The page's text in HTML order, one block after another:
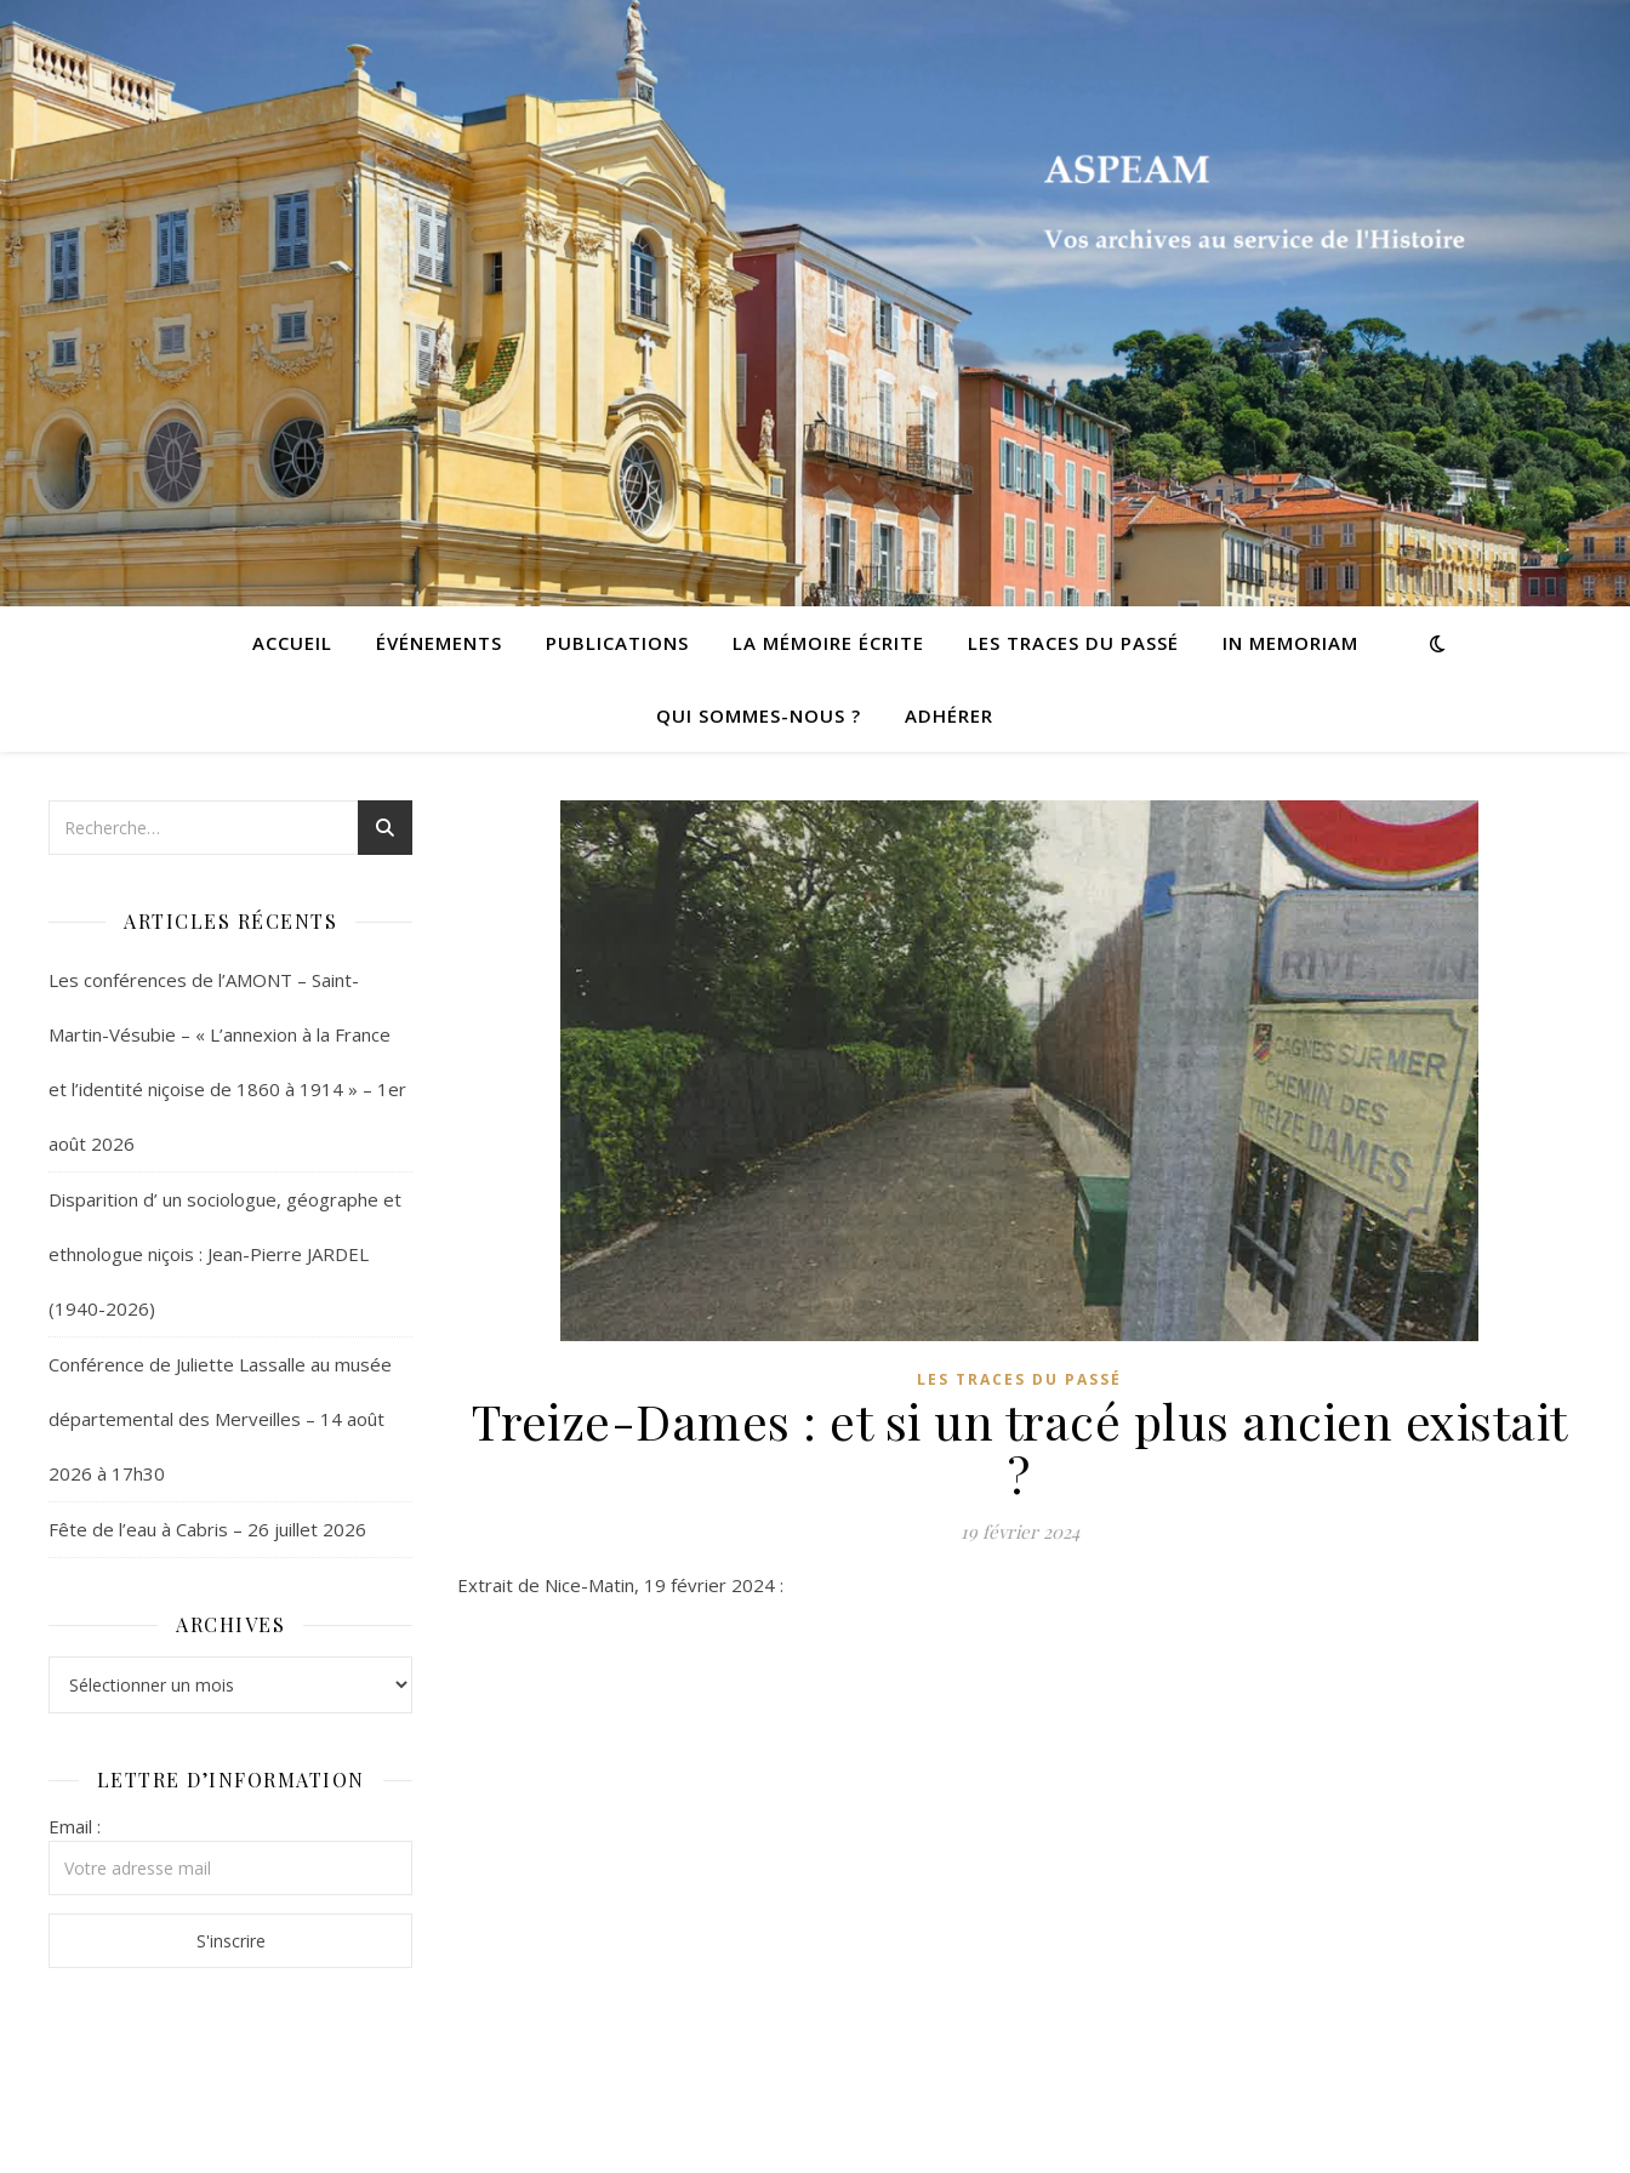
ACCUEIL ÉVÉNEMENTS PUBLICATIONS LA MÉMOIRE ÉCRITE LES TRACES DU PASSÉ IN MEMORIAM
QUI SOMMES-NOUS ? ADHÉRER
ARTICLES RÉCENTS
Les conférences de l’AMONT – Saint-
Martin-Vésubie – « L’annexion à la France
et l’identité niçoise de 1860 à 1914 » – 1er
août 2026
Disparition d’ un sociologue, géographe et
ethnologue niçois : Jean-Pierre JARDEL
(1940-2026)
Conférence de Juliette Lassalle au musée
départemental des Merveilles – 14 août
2026 à 17h30
Fête de l’eau à Cabris – 26 juillet 2026
ARCHIVES
LETTRE D’INFORMATION
Email :
LES TRACES DU PASSÉ
Treize-Dames : et si un tracé plus ancien existait
?
19 février 2024
Extrait de Nice-Matin, 19 février 2024 :